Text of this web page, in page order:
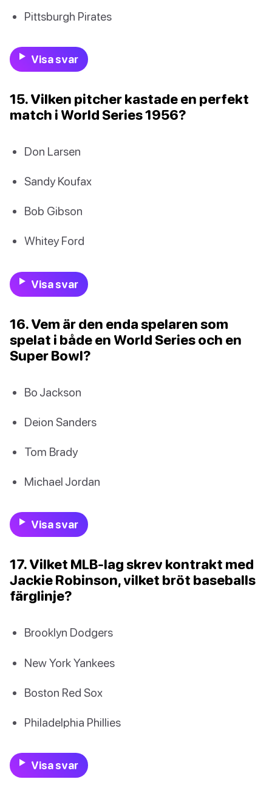
Pittsburgh Pirates
Visa svar
15. Vilken pitcher kastade en perfekt
match i World Series 1956?
Don Larsen
Sandy Koufax
Bob Gibson
Whitey Ford
Visa svar
16. Vem är den enda spelaren som
spelat i både en World Series och en
Super Bowl?
Bo Jackson
Deion Sanders
Tom Brady
Michael Jordan
Visa svar
17. Vilket MLB-lag skrev kontrakt med
Jackie Robinson, vilket bröt baseballs
färglinje?
Brooklyn Dodgers
New York Yankees
Boston Red Sox
Philadelphia Phillies
Visa svar